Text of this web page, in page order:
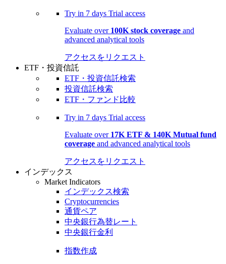
Try in 7 days Trial access
Evaluate over 100K stock coverage and
advanced analytical tools
アクセスをリクエスト
ETF・投資信託
ETF・投資信託検索
投資信託検索
ETF・ファンド比較
Try in 7 days Trial access
Evaluate over 17K ETF & 140K Mutual fund
coverage and advanced analytical tools
アクセスをリクエスト
インデックス
Market Indicators
インデックス検索
Cryptocurrencies
通貨ペア
中央銀行為替レート
中央銀行金利
指数作成